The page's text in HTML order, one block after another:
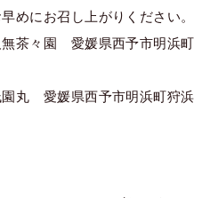
めにお召し上がりください。
茶々園 愛媛県西予市明浜町
丸 愛媛県西予市明浜町狩浜